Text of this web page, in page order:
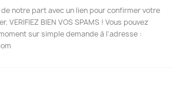
notre part avec un lien pour confirmer votre
VERIFIEZ BIEN VOS SPAMS ! Vous pouvez
sur simple demande à l'adresse :